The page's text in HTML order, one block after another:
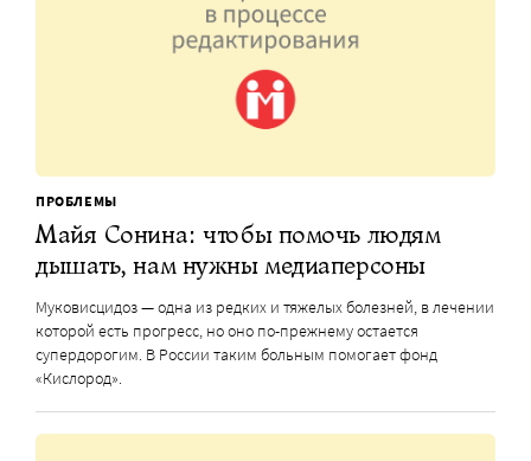
ПРОБЛЕМЫ
Майя Сонина: чтобы помочь людям
дышать, нам нужны медиаперсоны
Муковисцидоз — одна из редких и тяжелых болезней, в лечении
которой есть прогресс, но оно по-прежнему остается
супердорогим. В России таким больным помогает фонд
«Кислород».